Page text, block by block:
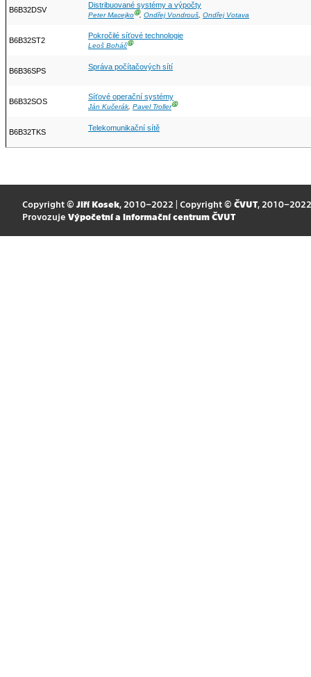
B6B32DSV
Distribuované systémy a výpočty
Peter MacejkoⒼ, Ondřej Vondrouš, Ondřej Votava
B6B32ST2
Pokročilé síťové technologie
Leoš BoháčⒼ
B6B36SPS Správa počítačových sítí
B6B32SOS
Síťové operační systémy
Ján Kučerák, Pavel TrollerⒼ
B6B32TKS Telekomunikační sítě
Copyright © Jiří Kosek, 2010–2022 | Copyright © ČVUT, 2010–2022
Provozuje Výpočetní a informační centrum ČVUT